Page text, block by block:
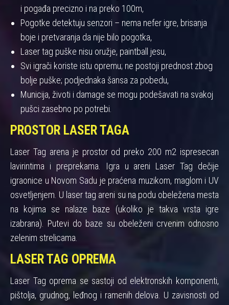
i pogađa precizno i na preko 100m,
Pogotke detektuju senzori – nema nefer igre, brisanja
boje i pretvaranja da nije bilo pogotka,
Laser tag puške nisu oružje, paintball jesu,
Svi igrači koriste istu opremu; ne postoji prednost zbog
bolje puške; podjednaka šansa za pobedu,
Municija, životi i damage se mogu podešavati na svakoj
pušci zasebno po potrebi.
PROSTOR LASER TAGA
Laser Tag arena je prostor od preko 200 m2 ispresecan
lavirintima i preprekama. Igra u areni Laser Tag dečije
igraonice u Novom Sadu je praćena muzikom, maglom i UV
osvetljenjem. U laser tag areni su na podu obeležena mesta
na kojima se nalaze baze (ukoliko je takva vrsta igre
izabrana). Putevi do baze su obeleženi crvenim odnosno
zelenim strelicama.
LASER TAG OPREMA
Laser Tag oprema se sastoji od elektronskih komponenti,
pištolja, grudnog, leđnog i ramenih delova. U zavisnosti od